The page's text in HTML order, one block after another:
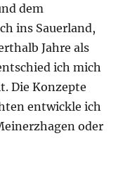
dem
ins Sauerland,
Jahre als
ich mich
Die Konzepte
entwickle ich
oder